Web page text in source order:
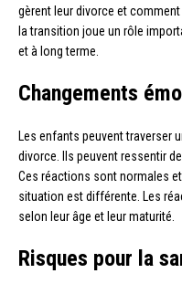
gèrent leur divorce et
la transition joue un rôle
et à long terme.
Changements
Les enfants peuvent traverser
divorce. Ils peuvent ressentir
Ces réactions sont normales
situation est différente. Les
selon leur âge et leur maturité.
Risques pour la